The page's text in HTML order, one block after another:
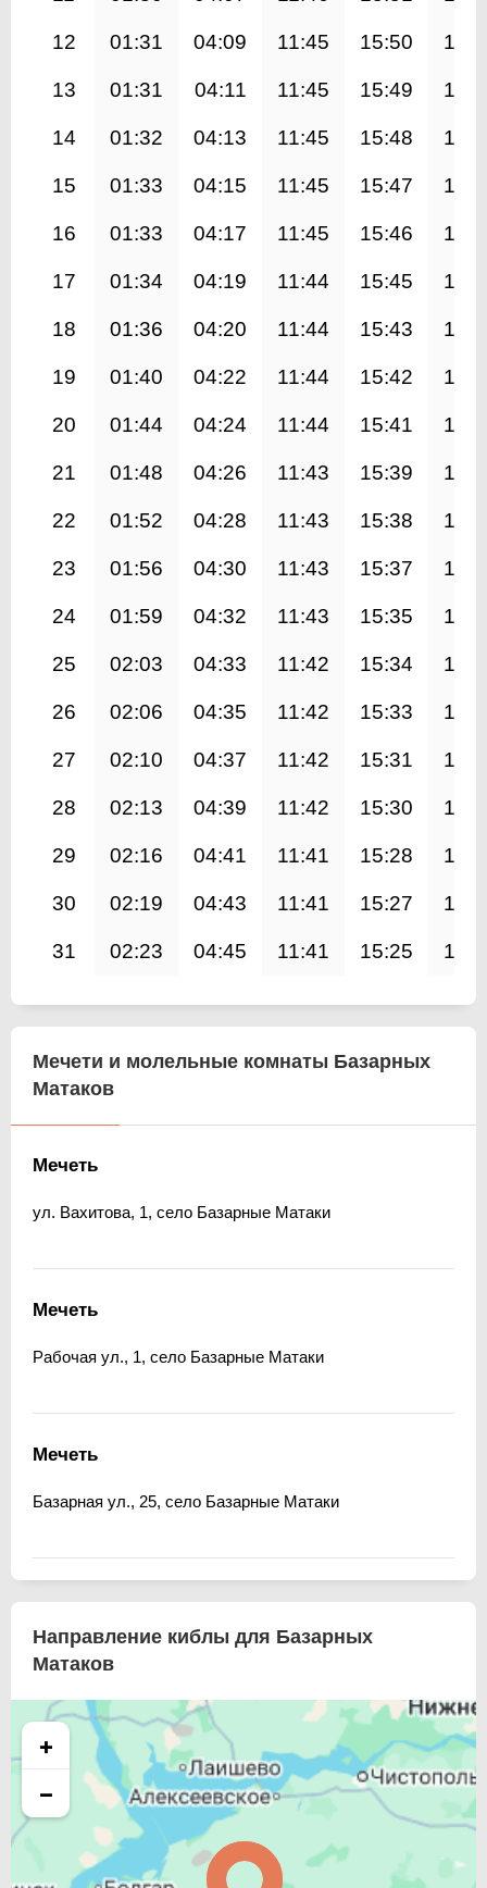
12 01:31 04:09 11:45 15:50
13 01:31 04:11 11:45 15:49
14 01:32 04:13 11:45 15:48
15 01:33 04:15 11:45 15:47
16 01:33 04:17 11:45 15:46
17 01:34 04:19 11:44 15:45
18 01:36 04:20 11:44 15:43
19 01:40 04:22 11:44 15:42
20 01:44 04:24 11:44 15:41
21 01:48 04:26 11:43 15:39
22 01:52 04:28 11:43 15:38
23 01:56 04:30 11:43 15:37
24 01:59 04:32 11:43 15:35
25 02:03 04:33 11:42 15:34
26 02:06 04:35 11:42 15:33
27 02:10 04:37 11:42 15:31
28 02:13 04:39 11:42 15:30
29 02:16 04:41 11:41 15:28
30 02:19 04:43 11:41 15:27
31 02:23 04:45 11:41 15:25
Мечети и молельные комнаты Базарных
Матаков
Мечеть
ул. Вахитова, 1, село Базарные Матаки
Мечеть
Рабочая ул., 1, село Базарные Матаки
Мечеть
Базарная ул., 25, село Базарные Матаки
Направление киблы для Базарных
Матаков
+
−